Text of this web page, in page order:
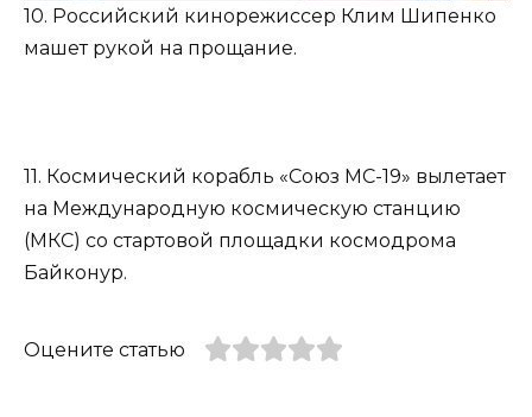
10. Российский кинорежиссер Клим Шипенко
машет рукой на прощание.
11. Космический корабль «Союз МС-19» вылетает
на Международную космическую станцию
(МКС) со стартовой площадки космодрома
Байконур.
Оцените статью